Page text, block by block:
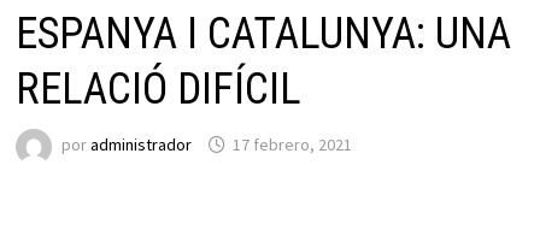
ESPANYA I CATALUNYA: UNA
RELACIÓ DIFÍCIL
poradministrador 17 febrero, 2021